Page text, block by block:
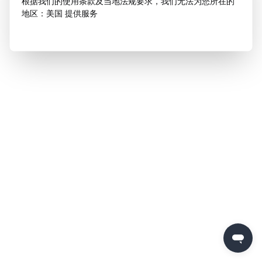
地区：美国 提供服务